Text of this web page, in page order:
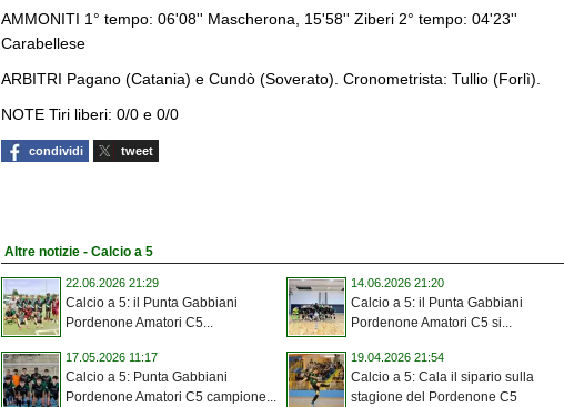
AMMONITI 1° tempo: 06'08'' Mascherona, 15'58'' Ziberi 2° tempo: 04'23''
Carabellese
ARBITRI Pagano (Catania) e Cundò (Soverato). Cronometrista: Tullio (Forlì).
NOTE Tiri liberi: 0/0 e 0/0
condividi tweet
Altre notizie - Calcio a 5
22.06.2026 21:29
Calcio a 5: il Punta Gabbiani
Pordenone Amatori C5...
14.06.2026 21:20
Calcio a 5: il Punta Gabbiani
Pordenone Amatori C5 si...
17.05.2026 11:17
Calcio a 5: Punta Gabbiani
Pordenone Amatori C5 campione...
19.04.2026 21:54
Calcio a 5: Cala il sipario sulla
stagione del Pordenone C5